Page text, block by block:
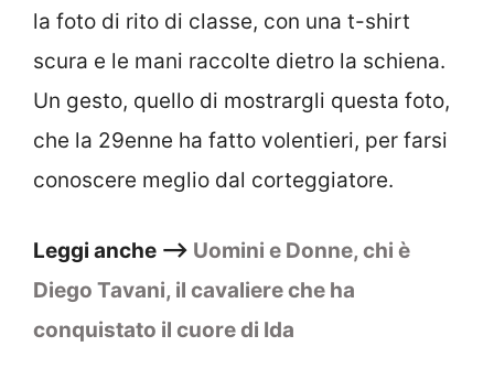
la foto di rito di classe, con una t-shirt
scura e le mani raccolte dietro la schiena.
Un gesto, quello di mostrargli questa foto,
che la 29enne ha fatto volentieri, per farsi
conoscere meglio dal corteggiatore.
Leggi anche –> Uomini e Donne, chi è
Diego Tavani, il cavaliere che ha
conquistato il cuore di Ida